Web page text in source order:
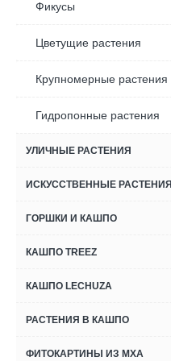
Фикусы
Цветущие растения
Крупномерные растения
Гидропонные растения
УЛИЧНЫЕ РАСТЕНИЯ
ИСКУССТВЕННЫЕ РАСТЕНИЯ
ГОРШКИ И КАШПО
КАШПО TREEZ
КАШПО LECHUZA
РАСТЕНИЯ В КАШПО
ФИТОКАРТИНЫ ИЗ МХА